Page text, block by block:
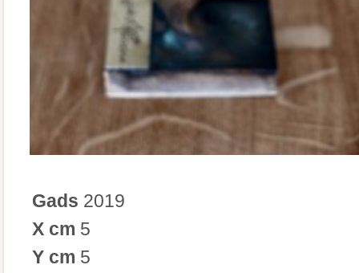
Gads 2019
X cm 5
Y cm 5